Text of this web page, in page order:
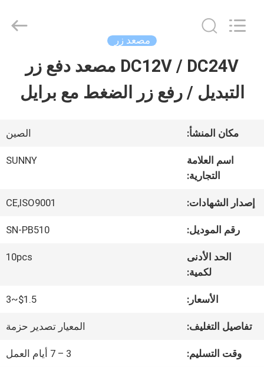
بيت
أشرطة
معلومات
في
المعمل
SUNNY
مصعد زر
DC12V / DC24V مصعد دفع زر
التبديل / رفع زر الضغط مع برايل
مكان المنشأ: الصين
اسم العلامة
التجارية:
SUNNY
إصدار الشهادات: CE,ISO9001
رقم الموديل: SN-PB510
الحد الأدنى
لكمية:
10pcs
الأسعار: $1.5~3
تفاصيل التغليف: المعيار تصدير حزمة
وقت التسليم: 3 – 7 أيام العمل